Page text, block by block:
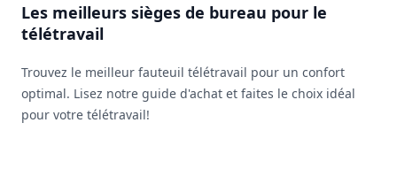
Les meilleurs sièges de bureau pour le
télétravail
Trouvez le meilleur fauteuil télétravail pour un confort
optimal. Lisez notre guide d'achat et faites le choix idéal
pour votre télétravail!